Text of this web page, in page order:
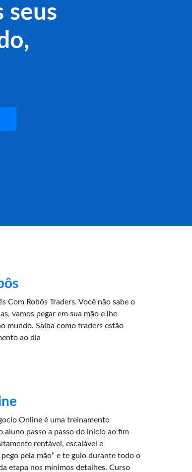
seus
Com Robôs Traders. Você não sabe o
vamos pegar em sua mão e lhe
mundo. Saiba como traders estão
ao dia
Online é uma treinamento
aluno passo a passo do inicio ao fim
rentável, escalável e
pela mão” e te guio durante todo o
etapa nos mínimos detalhes. Curso